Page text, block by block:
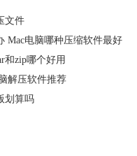
文件
Mac电脑哪种压缩软件最好
和zip哪个好用
解压软件推荐
划算吗